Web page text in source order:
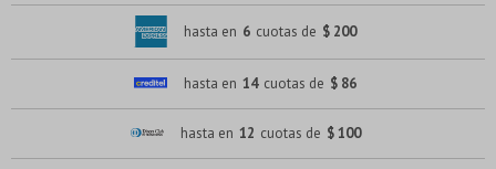
hasta en 6 cuotas de $ 200
hasta en 14 cuotas de $ 86
hasta en 12 cuotas de $ 100